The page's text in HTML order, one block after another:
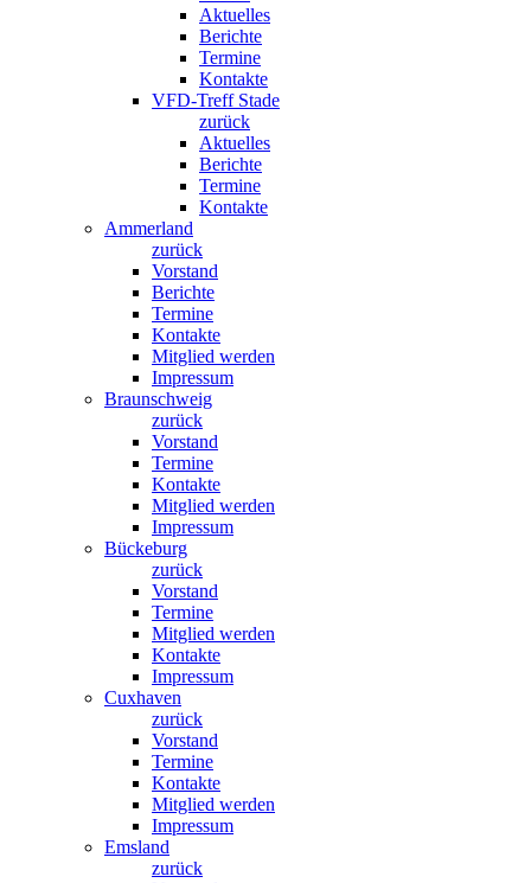
Aktuelles
Berichte
Termine
Kontakte
VFD-Treff Stade
zurück
Aktuelles
Berichte
Termine
Kontakte
Ammerland
zurück
Vorstand
Berichte
Termine
Kontakte
Mitglied werden
Impressum
Braunschweig
zurück
Vorstand
Termine
Kontakte
Mitglied werden
Impressum
Bückeburg
zurück
Vorstand
Termine
Mitglied werden
Kontakte
Impressum
Cuxhaven
zurück
Vorstand
Termine
Kontakte
Mitglied werden
Impressum
Emsland
zurück